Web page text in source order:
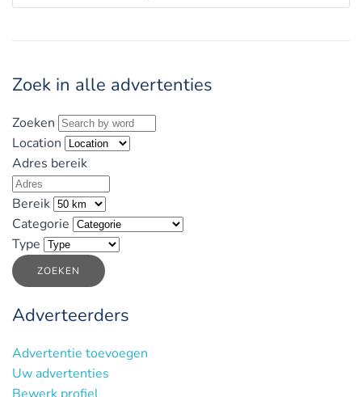
Zoek in alle advertenties
Zoeken
Location
Adres bereik
Bereik
Categorie
Type
ZOEKEN
Adverteerders
Advertentie toevoegen
Uw advertenties